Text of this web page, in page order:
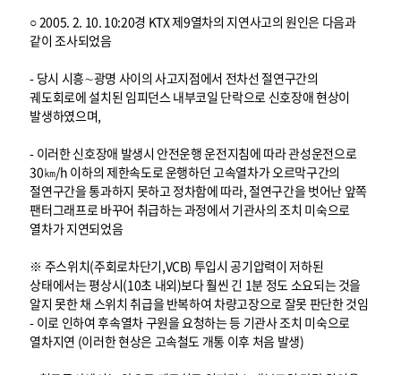
○ 2005. 2. 10. 10:20경 KTX 제9열차의 지연사고의 원인은 다음과
같이 조사되었음
- 당시 시흥∼광명 사이의 사고지점에서 전차선 절연구간의
궤도회로에 설치된 임피던스 내부코일 단락으로 신호장애 현상이
발생하였으며,
- 이러한 신호장애 발생시 안전운행 운전지침에 따라 관성운전으로
30㎞/h 이하의 제한속도로 운행하던 고속열차가 오르막구간의
절연구간을 통과하지 못하고 정차함에 따라, 절연구간을 벗어난 앞쪽
팬터그래프로 바꾸어 취급하는 과정에서 기관사의 조치 미숙으로
열차가 지연되었음
※ 주스위치(주회로차단기,VCB) 투입시 공기압력이 저하된
상태에서는 평상시(10초 내외)보다 훨씬 긴 1분 정도 소요되는 것을
알지 못한 채 스위치 취급을 반복하여 차량고장으로 잘못 판단한 것임
- 이로 인하여 후속열차 구원을 요청하는 등 기관사 조치 미숙으로
열차지연 (이러한 현상은 고속철도 개통 이후 처음 발생)